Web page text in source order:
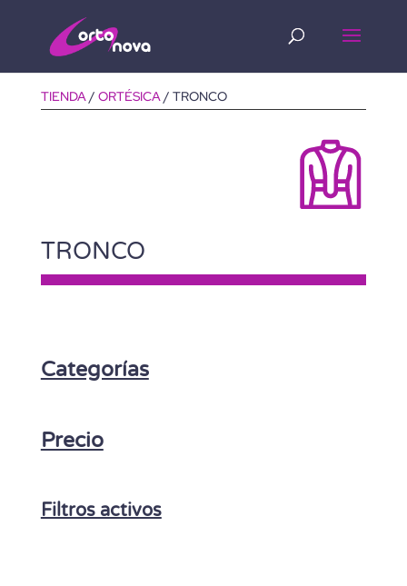
TIENDA/ ORTÉSICA/ TRONCO
TRONCO
Categorías
Precio
Filtros activos